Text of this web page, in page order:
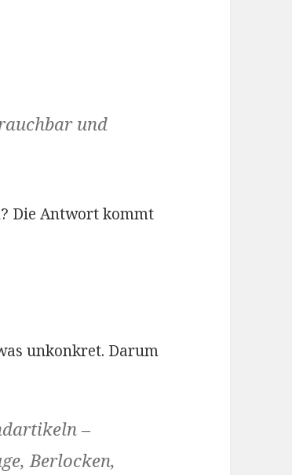
und
Die Antwort kommt
unkonkret. Darum
–
Berlocken,